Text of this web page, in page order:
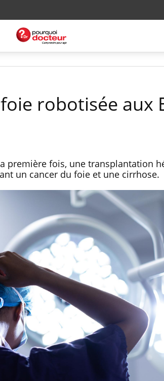
robotisée aux
première fois, une transplantation
un cancer du foie et une cirrhose.